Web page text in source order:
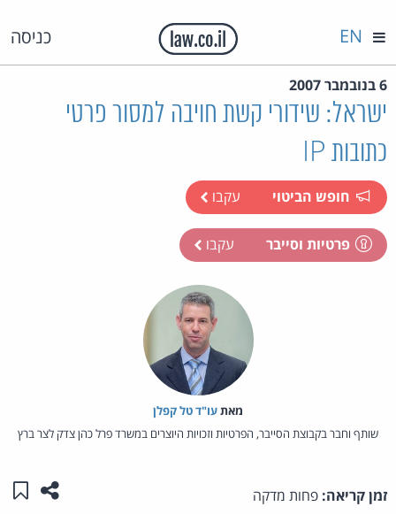
כניסה EN
6 בנובמבר 2007
ישראל: שידורי קשת חויבה למסור פרטי
כתובות IP
חופש הביטוי עקבו
פרטיות וסייבר עקבו
מאת‏עו"ד טל קפלן
שותף וחבר בקבוצת הסייבר, הפרטיות וזכויות היוצרים במשרד פרל כהן צדק לצר ברץ
זמן קריאה: פחות מדקה שתפו